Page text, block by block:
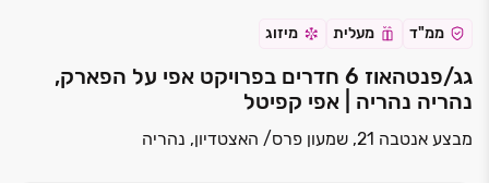
ממ"ד מעלית מיזוג
גג/פנטהאוז 6 חדרים בפרויקט אפי על הפארק,
נהריה נהריה | אפי קפיטל
מבצע אנטבה 21, שמעון פרס/ האצטדיון, נהריה